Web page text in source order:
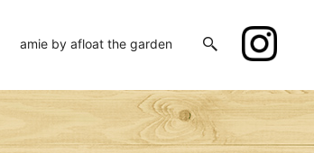
amie by afloat the garden